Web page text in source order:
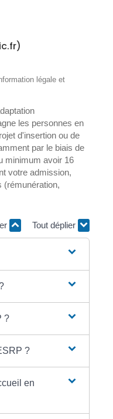
légale et
les personnes en
d'insertion ou de
par le biais de
minimum avoir 16
votre admission,
(rémunération,
Tout déplier
?
?
en